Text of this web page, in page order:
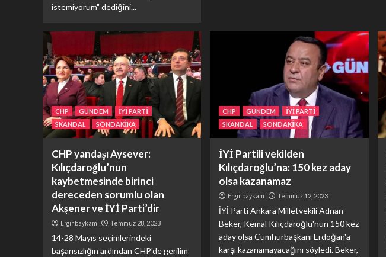
istemiyorum" dediğini...
CHP GÜNDEM
İYİ PARTİ
SKANDAL
SONDAKİKA
CHP yandaşı Aysever:
Kılıçdaroğlu’nun
kaybetmesinde birinci
dereceden sorumlu olan
Akşener ve İYİ Parti’dir
Erginbaykam Temmuz 28, 2023
14-28 Mayıs seçimlerindeki
başarısızlığın ardından CHP'de gerilim
CHP GÜNDEM
İYİ PARTİ
SKANDAL
SONDAKİKA
İYİ Partili vekilden
Kılıçdaroğlu’na: 150 kez aday
olsa kazanamaz
Erginbaykam Temmuz 12, 2023
İYİ Parti Ankara Milletvekili Adnan
Beker, Kemal Kılıçdaroğlu'nun 150 kez
aday olsa Cumhurbaşkanı Erdoğan'a
karşı kazanamayacağını söyledi. Beker,